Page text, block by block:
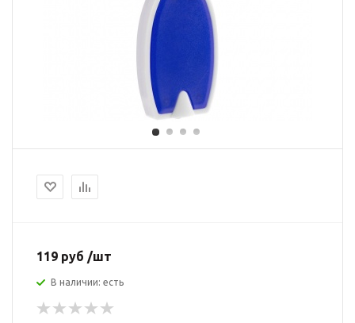
119 руб /шт
В наличии: есть